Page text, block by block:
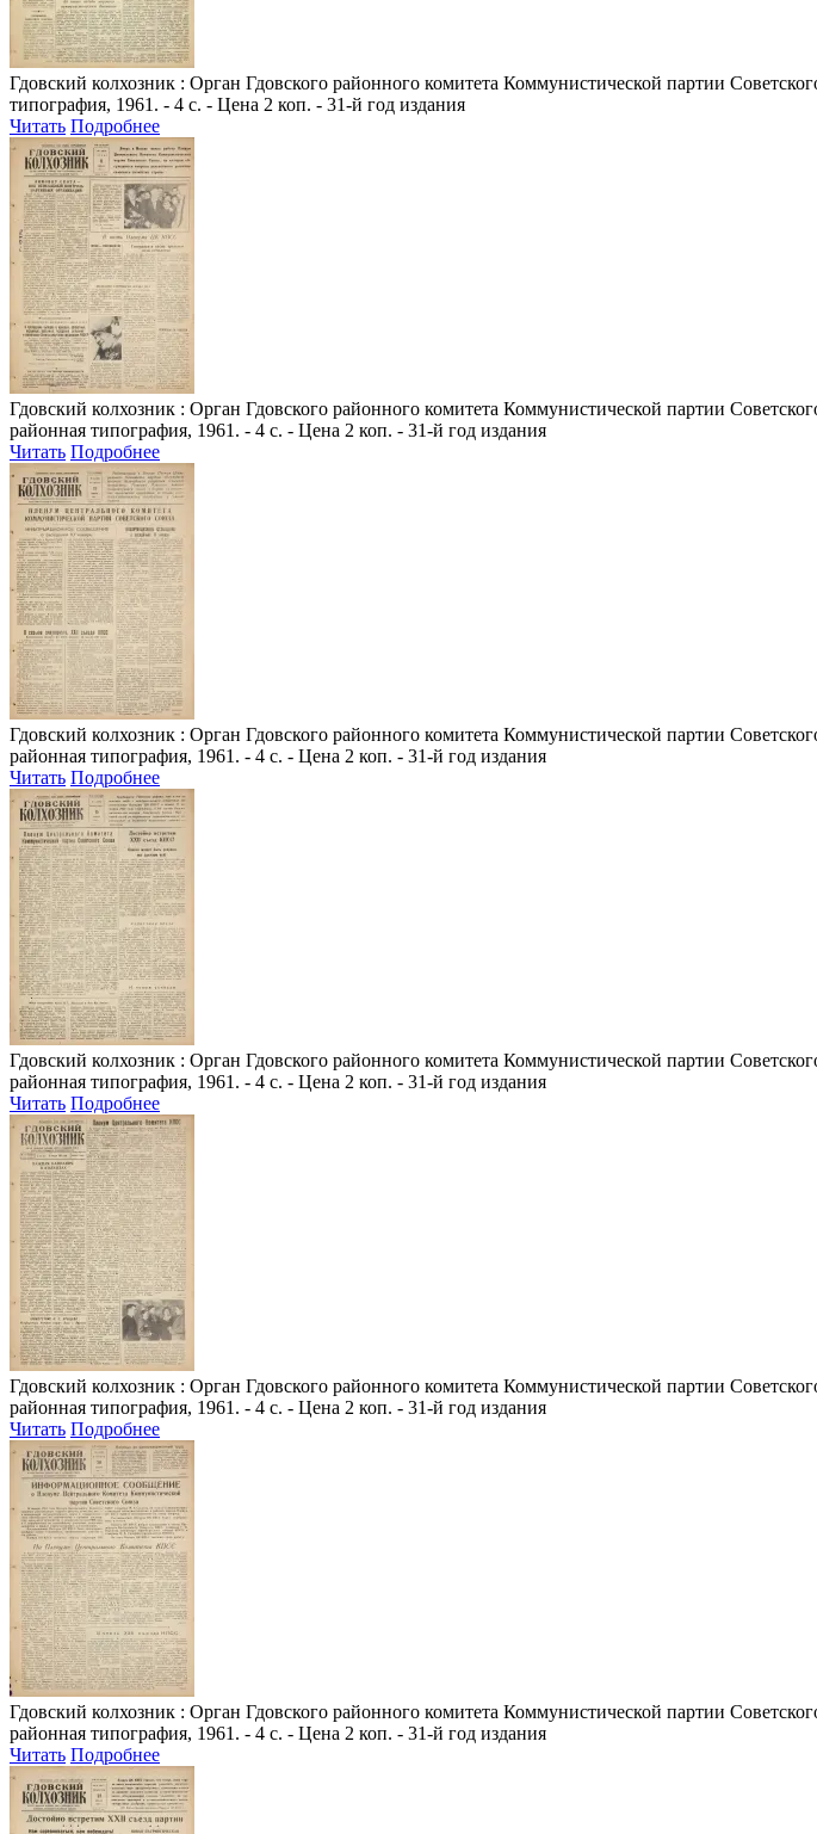
Гдовский колхозник : Орган Гдовского районного комитета Коммунистической партии
типография, 1961. - 4 с. - Цена 2 коп. - 31-й год издания
Читать Подробнее
Гдовский колхозник : Орган Гдовского районного комитета Коммунистической партии
районная типография, 1961. - 4 с. - Цена 2 коп. - 31-й год издания
Читать Подробнее
Гдовский колхозник : Орган Гдовского районного комитета Коммунистической партии
районная типография, 1961. - 4 с. - Цена 2 коп. - 31-й год издания
Читать Подробнее
Гдовский колхозник : Орган Гдовского районного комитета Коммунистической партии
районная типография, 1961. - 4 с. - Цена 2 коп. - 31-й год издания
Читать Подробнее
Гдовский колхозник : Орган Гдовского районного комитета Коммунистической партии
районная типография, 1961. - 4 с. - Цена 2 коп. - 31-й год издания
Читать Подробнее
Гдовский колхозник : Орган Гдовского районного комитета Коммунистической партии
районная типография, 1961. - 4 с. - Цена 2 коп. - 31-й год издания
Читать Подробнее